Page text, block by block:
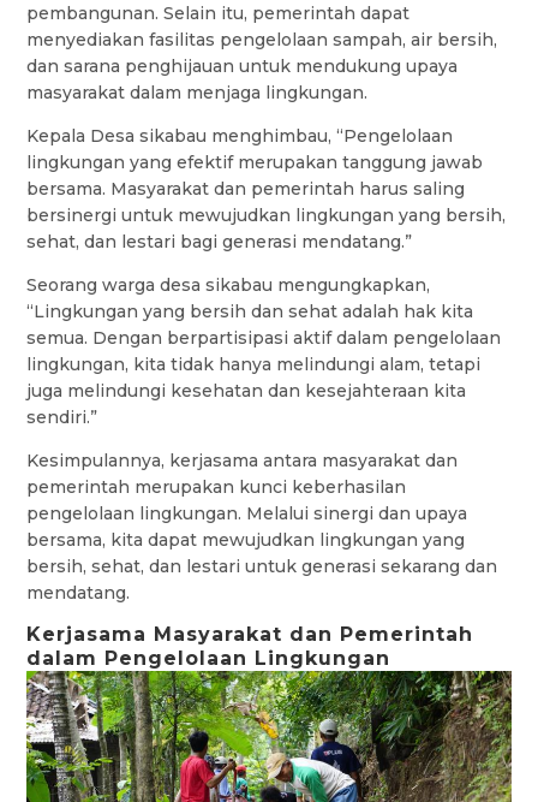
pembangunan. Selain itu, pemerintah dapat
menyediakan fasilitas pengelolaan sampah, air bersih,
dan sarana penghijauan untuk mendukung upaya
masyarakat dalam menjaga lingkungan.
Kepala Desa sikabau menghimbau, “Pengelolaan
lingkungan yang efektif merupakan tanggung jawab
bersama. Masyarakat dan pemerintah harus saling
bersinergi untuk mewujudkan lingkungan yang bersih,
sehat, dan lestari bagi generasi mendatang.”
Seorang warga desa sikabau mengungkapkan,
“Lingkungan yang bersih dan sehat adalah hak kita
semua. Dengan berpartisipasi aktif dalam pengelolaan
lingkungan, kita tidak hanya melindungi alam, tetapi
juga melindungi kesehatan dan kesejahteraan kita
sendiri.”
Kesimpulannya, kerjasama antara masyarakat dan
pemerintah merupakan kunci keberhasilan
pengelolaan lingkungan. Melalui sinergi dan upaya
bersama, kita dapat mewujudkan lingkungan yang
bersih, sehat, dan lestari untuk generasi sekarang dan
mendatang.
Kerjasama Masyarakat dan Pemerintah
dalam Pengelolaan Lingkungan